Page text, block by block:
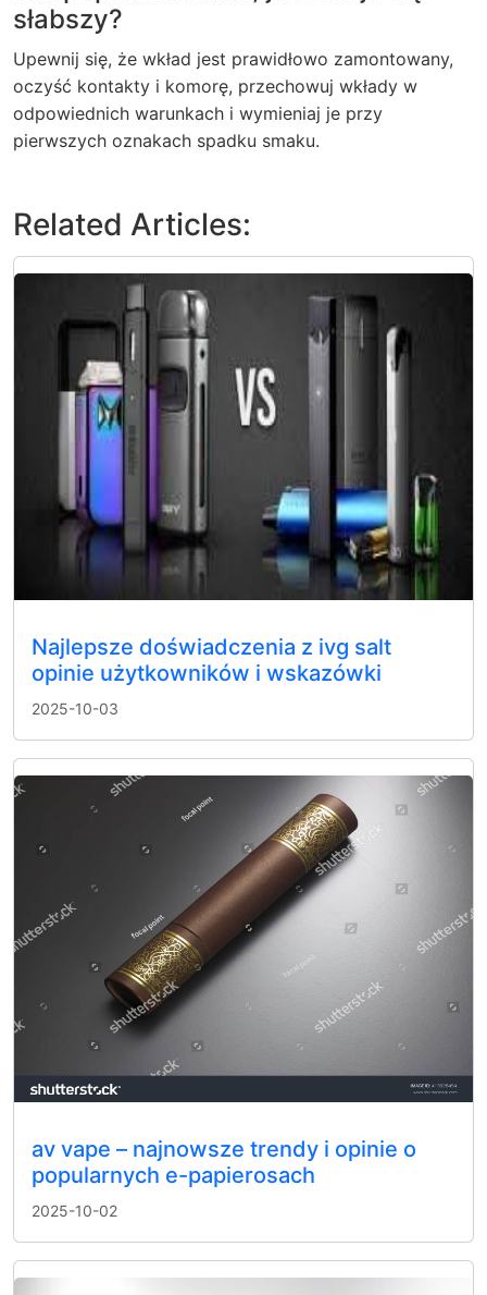
słabszy?
Upewnij się, że wkład jest prawidłowo zamontowany,
oczyść kontakty i komorę, przechowuj wkłady w
odpowiednich warunkach i wymieniaj je przy
pierwszych oznakach spadku smaku.
Related Articles:
Najlepsze doświadczenia z ivg salt
opinie użytkowników i wskazówki
2025-10-03
av vape – najnowsze trendy i opinie o
popularnych e-papierosach
2025-10-02